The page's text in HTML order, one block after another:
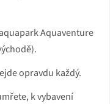
Aquaventure
opravdu každý.
k vybavení